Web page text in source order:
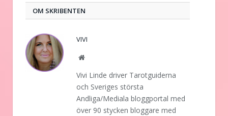
OM SKRIBENTEN
VIVI
Website
Vivi Linde driver Tarotguiderna
och Sveriges största
Andliga/Mediala bloggportal med
över 90 stycken bloggare med